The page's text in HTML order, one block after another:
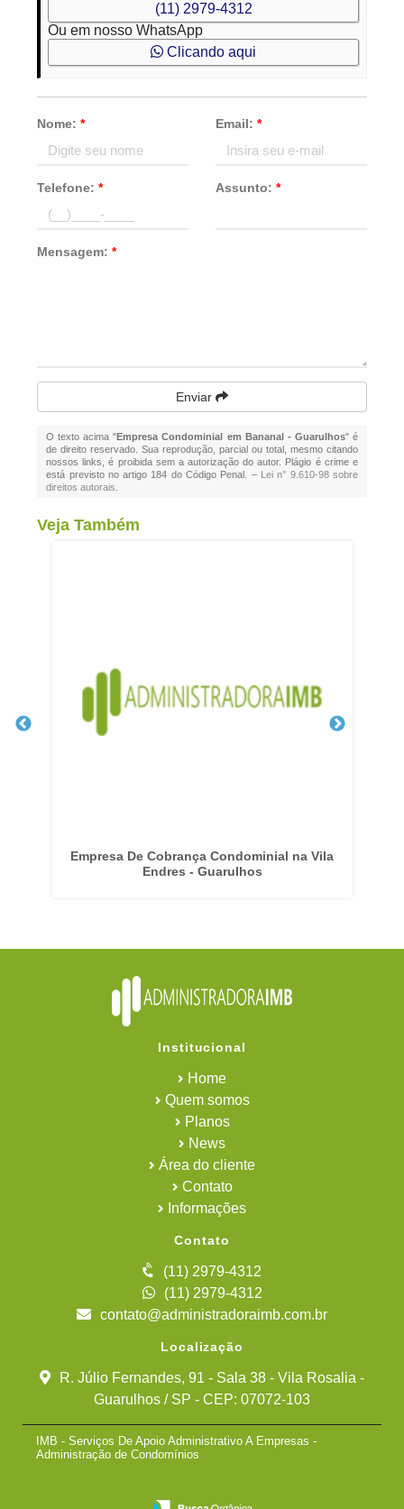
(11) 2979-4312
Ou em nosso WhatsApp
Clicando aqui
Nome:* Email: *
Telefone:* Assunto: *
Mensagem:*
Enviar
O texto acima "Empresa Condominial em Bananal - Guarulhos" é
de direito reservado. Sua reprodução, parcial ou total, mesmo citando
nossos links, é proibida sem a autorização do autor. Plágio é crime e
está previsto no artigo 184 do Código Penal. – Lei n° 9.610-98 sobre
direitos autorais
Veja Também
Empresa De Cobrança Condominial na Vila
Endres - Guarulhos
Institucional
Home
Quem somos
Planos
News
Área do cliente
Contato
Informações
Contato
(11) 2979-4312
(11) 2979-4312
contato@administradoraimb.com.br
Localização
R. Júlio Fernandes, 91 - Sala 38 - Vila Rosalia -
Guarulhos / SP - CEP: 07072-103
IMB - Serviços De Apoio Administrativo A Empresas -
Administração de Condomínios